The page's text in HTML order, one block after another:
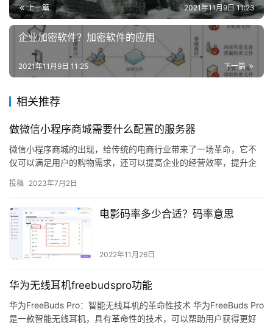
上一篇 2021年11月9日 11:23
企业加密软件？加密软件的应用
下一篇
2021年11月9日 11:25
相关推荐
做微信小程序商城需要什么配置的服务器
微信小程序商城的出现，给传统的电商行业带来了一场革命，它不
仅可以满足用户的购物需求，还可以提高企业的经营效率，提升企
么样的…
投稿 2023年7月2日
电影码率多少合适？码率意思
2022年11月26日
华为无线耳机freebudspro功能
华为FreeBuds Pro：智能无线耳机的革命性技术 华为FreeBuds Pro
是一款智能无线耳机，具有革命性的技术，可以帮助用户获得更好